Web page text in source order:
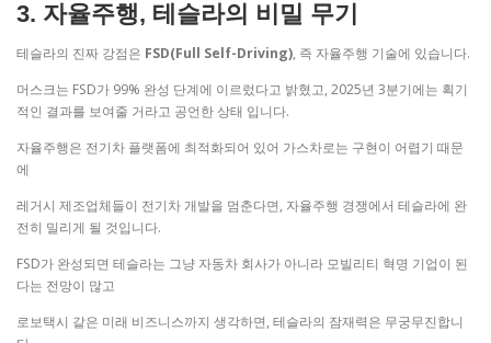
3. 자율주행, 테슬라의 비밀 무기
테슬라의 진짜 강점은 FSD(Full Self-Driving), 즉 자율주행 기술에 있습니다.
머스크는 FSD가 99% 완성 단계에 이르렀다고 밝혔고, 2025년 3분기에는 획기
적인 결과를 보여줄 거라고 공언한 상태 입니다.
자율주행은 전기차 플랫폼에 최적화되어 있어 가스차로는 구현이 어렵기 때문
에
레거시 제조업체들이 전기차 개발을 멈춘다면, 자율주행 경쟁에서 테슬라에 완
전히 밀리게 될 것입니다.
FSD가 완성되면 테슬라는 그냥 자동차 회사가 아니라 모빌리티 혁명 기업이 된
다는 전망이 많고
로보택시 같은 미래 비즈니스까지 생각하면, 테슬라의 잠재력은 무궁무진합니